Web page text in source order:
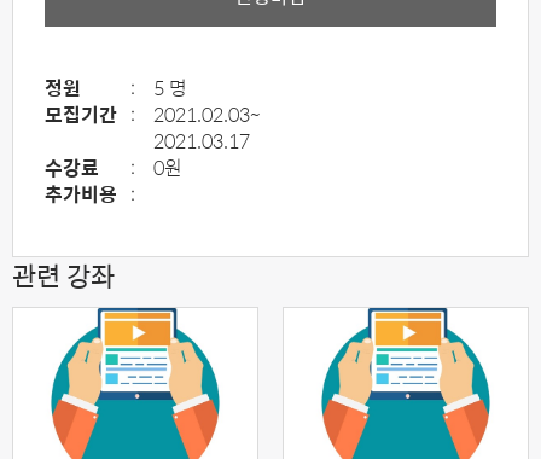
정원 :
5 명
모집기간 :
2021.02.03~
2021.03.17
수강료
:
0원
추가비용 :
관련 강좌